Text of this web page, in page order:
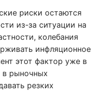
риски остаются
из-за ситуации на
колебания
инфляционное
этот фактор уже в
в рыночных
резких